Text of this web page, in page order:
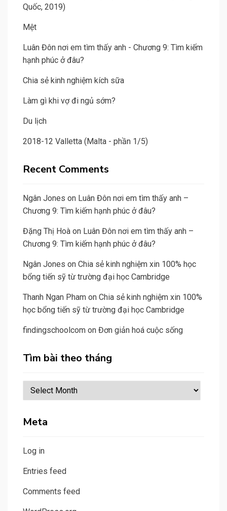
Quốc, 2019)
Mệt
Luân Đôn nơi em tìm thấy anh - Chương 9: Tìm kiếm
hạnh phúc ở đâu?
Chia sẻ kinh nghiệm kích sữa
Làm gì khi vợ đi ngủ sớm?
Du lịch
2018-12 Valletta (Malta - phần 1/5)
Recent Comments
Ngân Jones on Luân Đôn nơi em tìm thấy anh –
Chương 9: Tìm kiếm hạnh phúc ở đâu?
Đặng Thị Hoà on Luân Đôn nơi em tìm thấy anh –
Chương 9: Tìm kiếm hạnh phúc ở đâu?
Ngân Jones on Chia sẻ kinh nghiệm xin 100% học
bổng tiến sỹ từ trường đại học Cambridge
Thanh Ngan Pham on Chia sẻ kinh nghiệm xin 100%
học bổng tiến sỹ từ trường đại học Cambridge
findingschoolcom on Đơn giản hoá cuộc sống
Tìm bài theo tháng
Tìm
bài
tháng
Meta
Log in
Entries feed
Comments feed